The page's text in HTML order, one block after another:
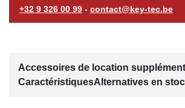
+32 9 326 00 99 - contact@key-tec.be
Accessoires de location
CaractéristiquesAlternatives en